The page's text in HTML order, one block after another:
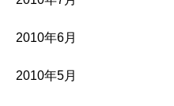
2010年6月
2010年5月